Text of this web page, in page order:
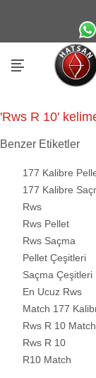
'Rws R 10'
Benzer Etiketler
177 Kalibre
177 Kalibre
Rws
Rws Pellet
Rws Saçma
Pellet Çeşitleri
Saçma Çeşitleri
En Ucuz Rws
Match 177
Rws R 10 Match
Rws R 10
R10 Match